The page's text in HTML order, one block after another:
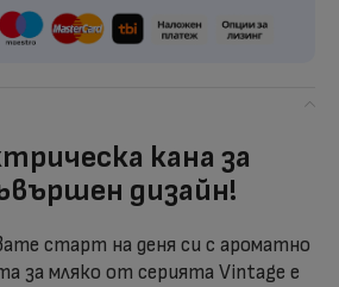
кана за
дизайн!
старт на деня си с ароматно
за мляко от серията Vintage е